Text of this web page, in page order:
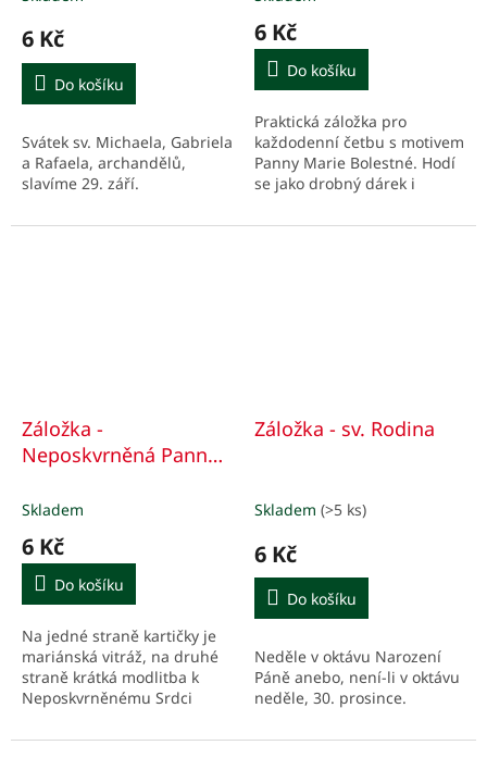
6 Kč
Do košíku
Svátek sv. Michaela, Gabriela
a Rafaela, archandělů,
slavíme 29. září.
6 Kč
Do košíku
Praktická záložka pro
každodenní četbu s motivem
Panny Marie Bolestné. Hodí
se jako drobný dárek i
mariánskou úctou.
Záložka -
Neposkvrněná Panna
Skladem
6 Kč
Do košíku
Na jedné straně kartičky je
mariánská vitráž, na druhé
straně krátká modlitba k
Neposkvrněnému Srdci
ochranu před každým
Záložka - sv. Rodina
Skladem (>5 ks)
6 Kč
Do košíku
Neděle v oktávu Narození
Páně anebo, není-li v oktávu
neděle, 30. prosince.